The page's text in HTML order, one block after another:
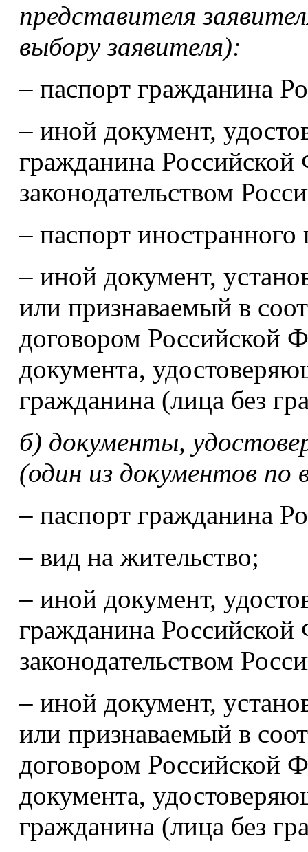
представителя
выбору заявителя):
– паспорт гражданина
– иной документ,
гражданина Российской
законодательством
– паспорт
– иной документ,
или признаваемый в
договором Российской
документа,
гражданина (лица без
б) документы,
(один из документов по
– паспорт гражданина
– вид на жительство;
– иной документ,
гражданина Российской
законодательством
– иной документ,
или признаваемый в
договором Российской
документа,
гражданина (лица без